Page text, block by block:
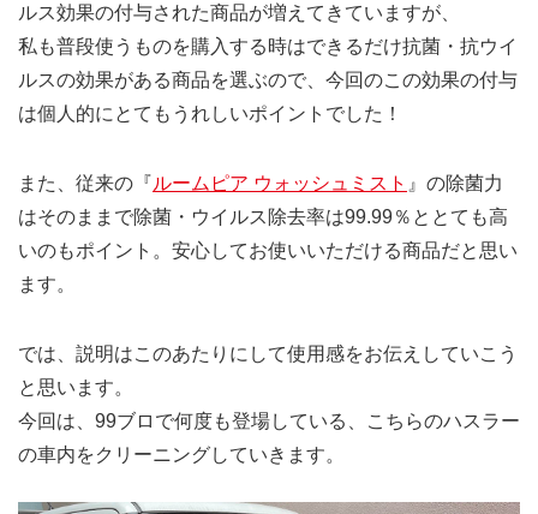
ルス効果の付与された商品が増えてきていますが、
私も普段使うものを購入する時はできるだけ抗菌・抗ウイ
ルスの効果がある商品を選ぶので、今回のこの効果の付与
は個人的にとてもうれしいポイントでした！
また、従来の『ルームピア ウォッシュミスト 』の除菌力
はそのままで除菌・ウイルス除去率は99.99％ととても高
いのもポイント。安心してお使いいただける商品だと思い
ます。
では、説明はこのあたりにして使用感をお伝えしていこう
と思います。
今回は、99ブロで何度も登場している、こちらのハスラー
の車内をクリーニングしていきます。